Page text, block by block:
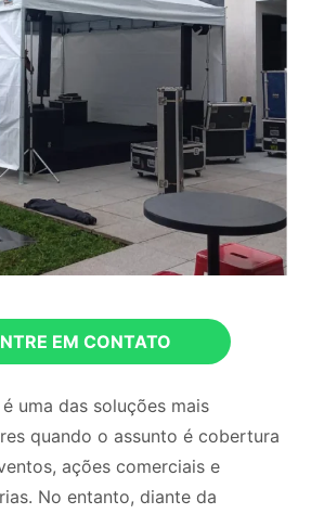
EM CONTATO
é uma das soluções mais
quando o assunto é cobertura
ações comerciais e
No entanto, diante da